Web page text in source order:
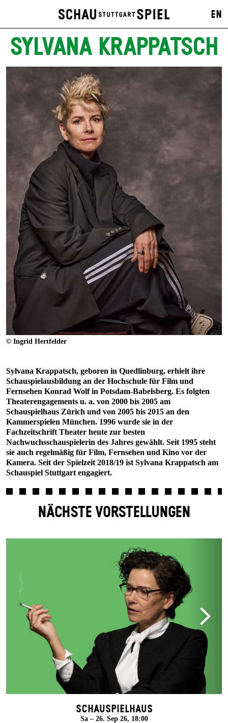
EN
SYLVANA KRAPPATSCH
© Ingrid Hertfelder
Sylvana Krappatsch, geboren in Quedlinburg, erhielt ihre
Schauspielausbildung an der Hochschule für Film und
Fernsehen Konrad Wolf in Potsdam-Babelsberg. Es folgten
Theaterengagements u. a. von 2000 bis 2005 am
Schauspielhaus Zürich und von 2005 bis 2015 an den
Kammerspielen München. 1996 wurde sie in der
Fachzeitschrift Theater heute zur besten
Nachwuchsschauspielerin des Jahres gewählt. Seit 1995 steht
sie auch regelmäßig für Film, Fernsehen und Kino vor der
Kamera. Seit der Spielzeit 2018/19 ist Sylvana Krappatsch am
Schauspiel Stuttgart engagiert.
NÄCHSTE VORSTELLUNGEN
Schauspielhaus
Sa – 26. Sep 26, 18:00